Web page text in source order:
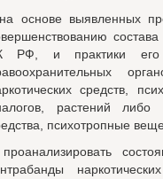
основе выявленных
РФ, и практики его
средств,
растений либо
психотропные